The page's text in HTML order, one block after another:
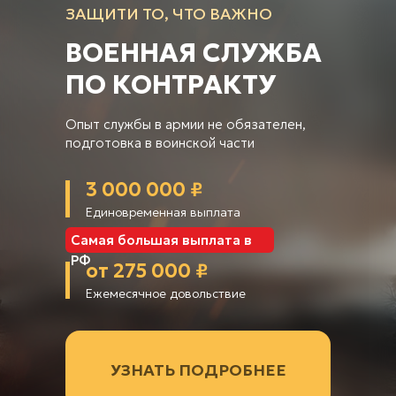
ЗАЩИТИ ТО, ЧТО ВАЖНО
ВОЕННАЯ СЛУЖБА
ПО КОНТРАКТУ
Опыт службы в армии не обязателен,
подготовка в воинской части
УЗНАТЬ ПОДРОБНЕЕ
3 000 000 ₽
Единовременная выплата
от 275 000 ₽
Ежемесячное довольствие
Самая большая выплата в
РФ